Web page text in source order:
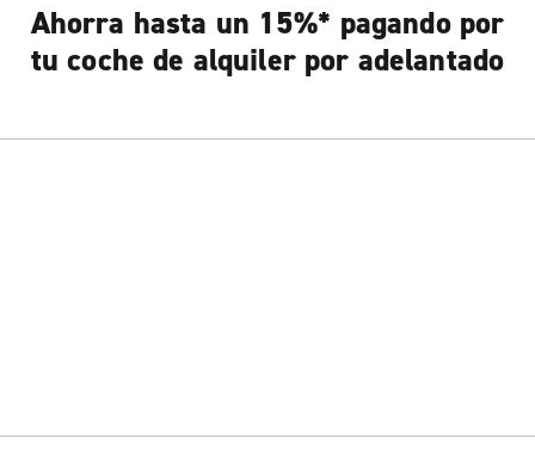
Ahorra hasta un 15%* pagando por
tu coche de alquiler por adelantado